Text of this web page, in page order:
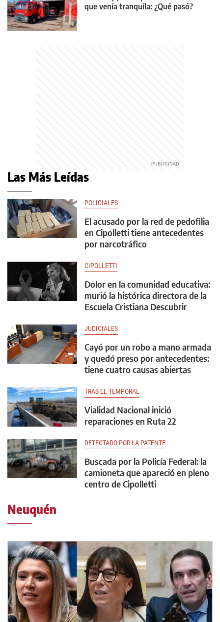
que venía tranquila: ¿Qué pasó?
Las Más Leídas
POLICIALES
El acusado por la red de pedofilia
en Cipolletti tiene antecedentes
por narcotráfico
CIPOLLETTI
Dolor en la comunidad educativa:
murió la histórica directora de la
Escuela Cristiana Descubrir
JUDICIALES
Cayó por un robo a mano armada
y quedó preso por antecedentes:
tiene cuatro causas abiertas
TRAS EL TEMPORAL
Vialidad Nacional inició
reparaciones en Ruta 22
DETECTADO POR LA PATENTE
Buscada por la Policía Federal: la
camioneta que apareció en pleno
centro de Cipolletti
Neuquén